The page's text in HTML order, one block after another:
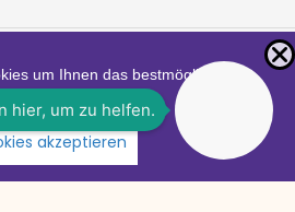
Besuche uns auch auf lieber-
lokal.de
um Ihnen das bestmögliche
akzeptieren